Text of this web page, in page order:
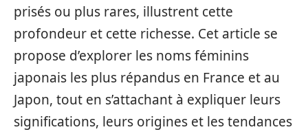
prisés ou plus rares, illustrent cette
profondeur et cette richesse. Cet article se
propose d’explorer les noms féminins
japonais les plus répandus en France et au
Japon, tout en s’attachant à expliquer leurs
significations, leurs origines et les tendances